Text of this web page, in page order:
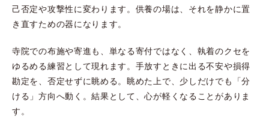
己否定や攻撃性に変わります。供養の場は、それを静かに置
き直すための器になります。
寺院での布施や寄進も、単なる寄付ではなく、執着のクセを
ゆるめる練習として現れます。手放すときに出る不安や損得
勘定を、否定せずに眺める。眺めた上で、少しだけでも「分
ける」方向へ動く。結果として、心が軽くなることがありま
す。